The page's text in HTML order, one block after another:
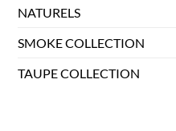
NATURELS
SMOKE COLLECTION
TAUPE COLLECTION